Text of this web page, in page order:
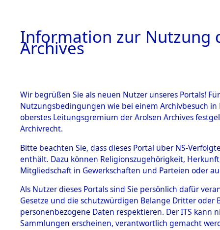
BESTÄNDE
1.
mente
5. Verschiedenes
5.3
Todesmärsche
- Sieber
Information zur Nutzung
Archives
Wir begrüßen Sie als neuen Nutzer unseres Portals!
Nutzungsbedingungen wie bei einem Archivbesuch
oberstes Leitungsgremium der Arolsen Archives
Archivrecht.
Bitte beachten Sie, dass dieses Portal über NS-
enthält. Dazu können Religionszugehörigkeit,
Mitgliedschaft in Gewerkschaften und Parteien oder
Als Nutzer dieses Portals sind Sie persönlich dafür
Gesetze und die schutzwürdigen Belange Dritter
personenbezogene Daten respektieren. Der ITS
Sammlungen erscheinen, verantwortlich gemacht